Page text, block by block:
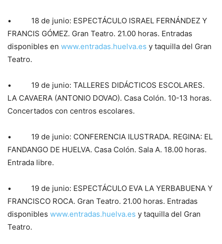
• 18 de junio: ESPECTÁCULO ISRAEL FERNÁNDEZ Y
FRANCIS GÓMEZ. Gran Teatro. 21.00 horas. Entradas
disponibles en www.entradas.huelva.es y taquilla del Gran
Teatro.
• 19 de junio: TALLERES DIDÁCTICOS ESCOLARES.
LA CAVAERA (ANTONIO DOVAO). Casa Colón. 10-13 horas.
Concertados con centros escolares.
• 19 de junio: CONFERENCIA ILUSTRADA. REGINA: EL
FANDANGO DE HUELVA. Casa Colón. Sala A. 18.00 horas.
Entrada libre.
• 19 de junio: ESPECTÁCULO EVA LA YERBABUENA Y
FRANCISCO ROCA. Gran Teatro. 21.00 horas. Entradas
disponibles www.entradas.huelva.es y taquilla del Gran
Teatro.